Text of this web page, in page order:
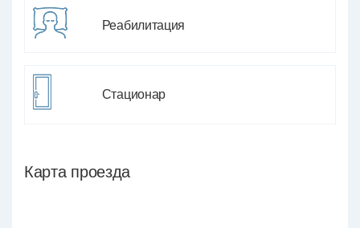
Реабилитация
Стационар
Карта проезда